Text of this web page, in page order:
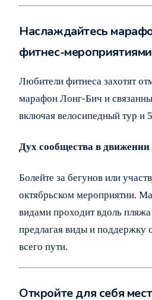
Наслаждайтесь
фитнес-мероприятиями
Любители фитнеса захотят
марафон Лонг-Бич и
включая велосипедный тур и
Дух сообщества в движении
Болейте за бегунов или
октябрьском мероприятии.
видами проходит вдоль
предлагая виды и поддержку
всего пути.
Откройте для себя